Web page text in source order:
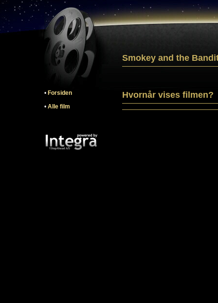
• Forsiden
• Alle film
Smokey and the
Hvornår vises filmen?